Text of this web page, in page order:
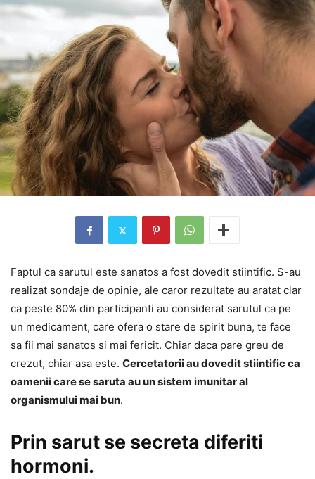
Faptul ca sarutul este sanatos a fost dovedit stiintific. S-au
realizat sondaje de opinie, ale caror rezultate au aratat clar
ca peste 80% din participanti au considerat sarutul ca pe
un medicament, care ofera o stare de spirit buna, te face
sa fii mai sanatos si mai fericit. Chiar daca pare greu de
crezut, chiar asa este. Cercetatorii au dovedit stiintific ca
oamenii care se saruta au un sistem imunitar al
organismului mai bun.
Prin sarut se secreta diferiti
hormoni.